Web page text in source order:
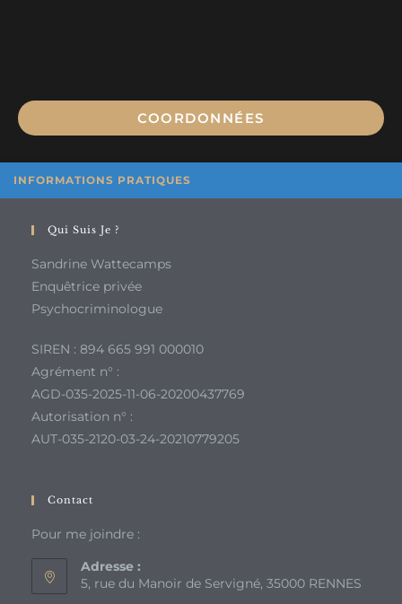
COORDONNÉES
INFORMATIONS PRATIQUES
Qui Suis Je ?
Sandrine Wattecamps
Enquêtrice privée
Psychocriminologue
SIREN : 894 665 991 000010
Agrément n° :
AGD-035-2025-11-06-20200437769
Autorisation n° :
AUT-035-2120-03-24-20210779205
Contact
Pour me joindre :
Adresse :
5, rue du Manoir de Servigné, 35000 RENNES